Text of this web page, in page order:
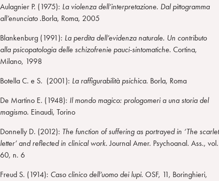
Aulagnier P. (1975): La violenza dell’interpretazione. Dal pittogramma
all’enunciato .Borla, Roma, 2005
Blankenburg (1991): La perdita dell’evidenza naturale. Un contributo
alla psicopatologia delle schizofrenie pauci-sintomatiche. Cortina,
Milano, 1998
Botella C. e S. (2001): La raffigurabilità psichica. Borla, Roma
De Martino E. (1948): Il mondo magico: prologomeri a una storia del
magismo. Einaudi, Torino
Donnelly D. (2012): The function of suffering as portrayed in ‘The scarlet
letter’ and reflected in clinical work. Journal Amer. Psychoanal. Ass., vol.
60, n. 6
Freud S. (1914): Caso clinico dell’uomo dei lupi. OSF, 11, Boringhieri,